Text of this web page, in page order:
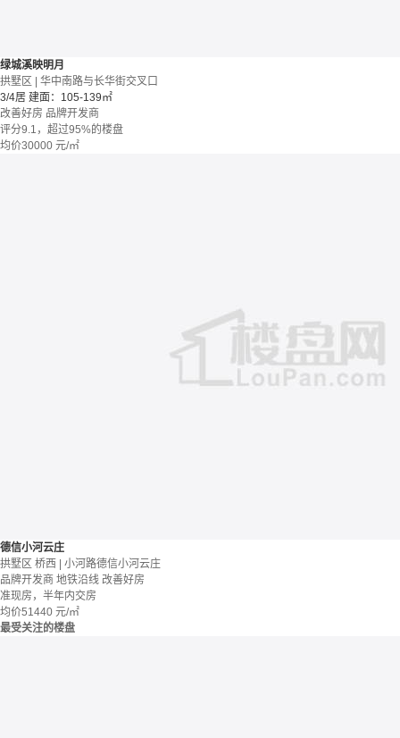
绿城溪映明月
拱墅区 | 华中南路与长华街交叉口
3/4居 建面：105-139㎡
改善好房 品牌开发商
评分9.1，超过95%的楼盘
均价30000 元/㎡
德信小河云庄
拱墅区 桥西 | 小河路德信小河云庄
品牌开发商 地铁沿线 改善好房
准现房，半年内交房
均价51440 元/㎡
最受关注的楼盘